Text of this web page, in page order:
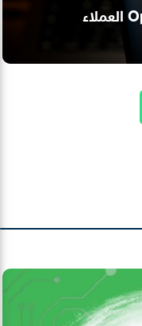
وسط الفوضى.. هل تخسر OpenAI العملاء